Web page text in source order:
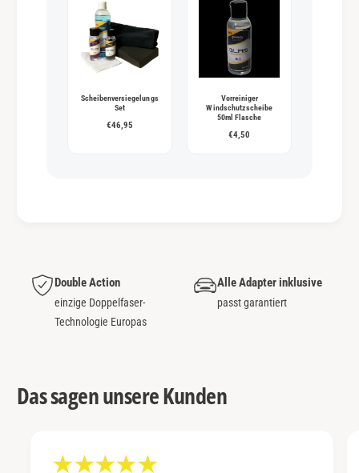
Scheibenversiegelungs
Set
€46,95
Vorreiniger
Windschutzscheibe
50ml Flasche
€4,50
Double Action
einzige Doppelfaser-
Technologie Europas
Alle Adapter inklusive
passt garantiert
Das sagen unsere Kunden